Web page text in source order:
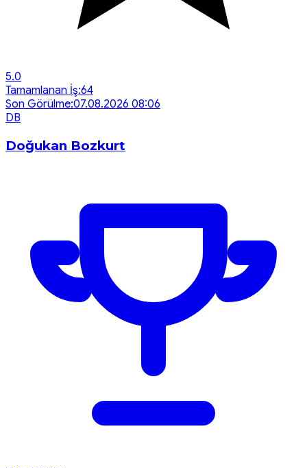
5.0
Tamamlanan İş:64
Son Görülme:07.08.2026 08:06
DB
Doğukan Bozkurt